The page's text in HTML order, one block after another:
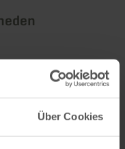
Über Cookies